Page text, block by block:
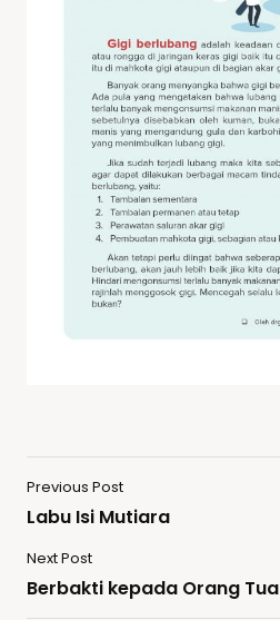
Previous Post
Labu Isi Mutiara
Next Post
Berbakti kepada Orang Tua